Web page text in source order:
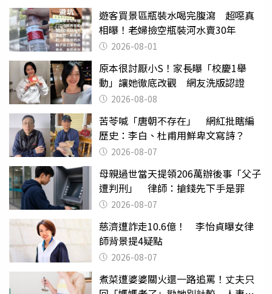
遊客買景區瓶裝水喝完腹瀉 超噁真
相曝！老婦撿空瓶裝河水賣30年
2026-08-01
原本很討厭小S！家長曝「校慶1舉
動」讓她徹底改觀 網友洗版認證
2026-08-08
苦苓喊「唐朝不存在」 網紅批瞎編
歷史：李白、杜甫用鮮卑文寫詩？
2026-08-07
母親過世當天提領206萬辦後事「父子
遭判刑」 律師：搶錢先下手是罪
2026-08-07
慈濟遭詐走10.6億！ 李怡貞曝女律
師背景提4疑點
2026-08-07
煮菜遭婆婆關火還一路追罵！丈夫只